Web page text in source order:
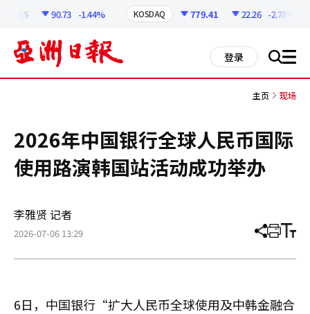
90.73 -1.44% KOSDAQ 779.41 22.26 -2.78%
登录 搜 all
主页 现场
2026年中国银行全球人民币国际
使用路演韩国站活动成功举办
李雅贤 记者
2026-07-06 13:29 分
章
打 调
小
6日，中国银行“扩大人民币全球使用及中韩金融合